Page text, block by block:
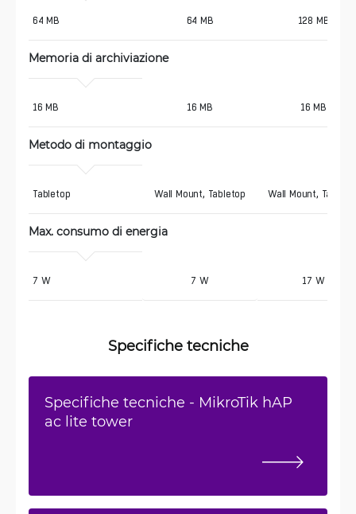
64 MB 64 MB 128 MB
Memoria di archiviazione
16 MB 16 MB 16 MB
Metodo di montaggio
Tabletop Wall Mount, Tabletop Wall Mount,
Max. consumo di energia
7 W 7 W 17 W
Specifiche tecniche
Specifiche tecniche - MikroTik hAP
ac lite tower